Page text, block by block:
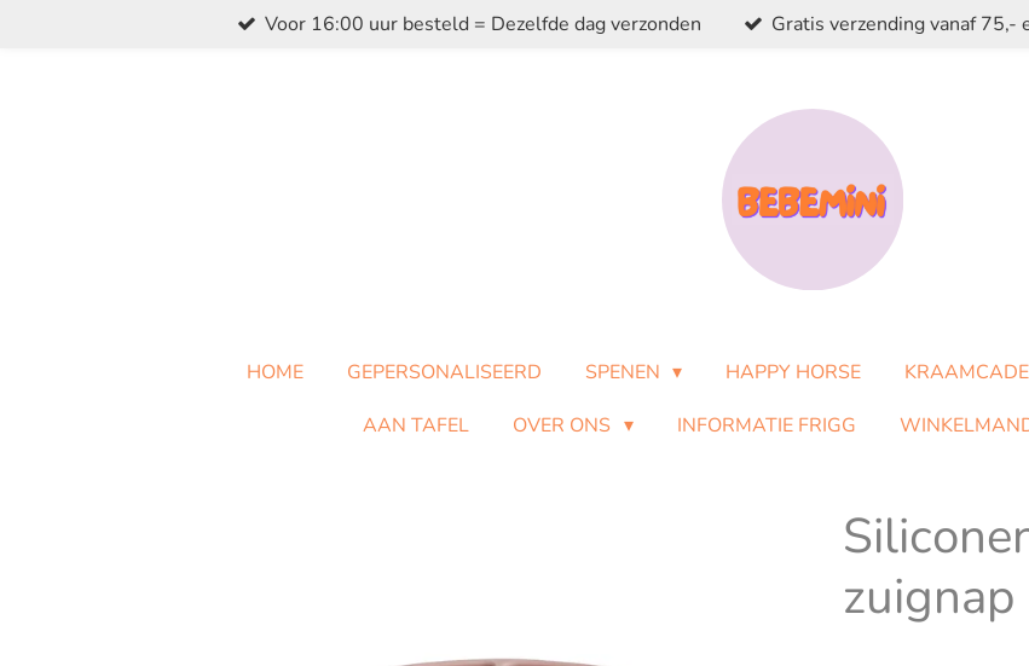
Voor 16:00 uur besteld = Dezelfde dag verzonden Gratis verzending vanaf 75,-
HOME GEPERSONALISEERD SPENEN HAPPY HORSE
AAN TAFEL
OVER ONS INFORMATIE FRIGG